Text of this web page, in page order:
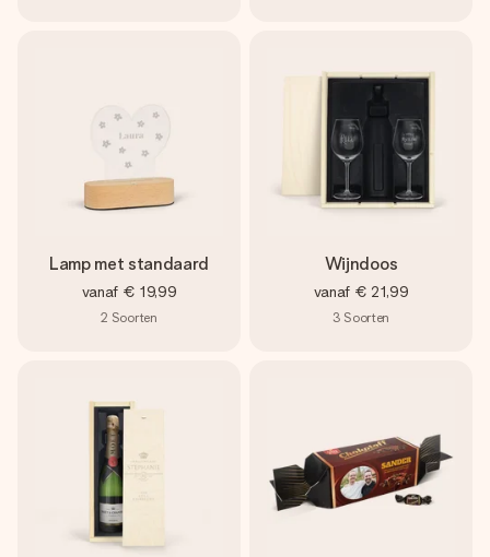
Lamp met standaard
vanaf € 19,99
2 Soorten
Wijndoos
vanaf € 21,99
3 Soorten